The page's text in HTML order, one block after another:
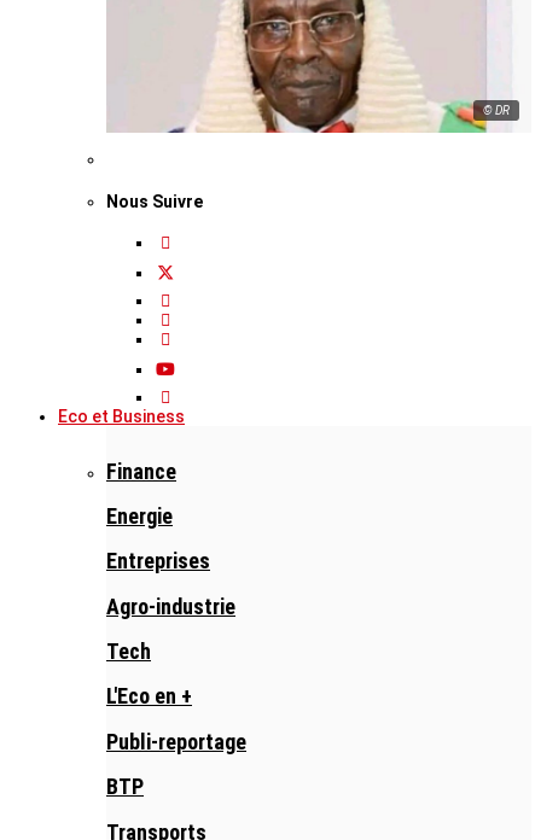
© DR
Nous Suivre
Eco et Business
Finance
Energie
Entreprises
Agro-industrie
Tech
L'Eco en +
Publi-reportage
BTP
Transports